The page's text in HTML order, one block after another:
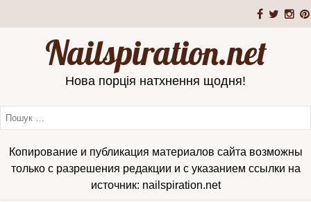
Nailspiration.net
Нова порція натхнення щодня!
Копирование и публикация материалов сайта возможны
только с разрешения редакции и с указанием ссылки на
источник: nailspiration.net